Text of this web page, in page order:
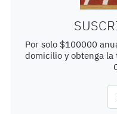
Por solo $100000
domicilio y obtenga la